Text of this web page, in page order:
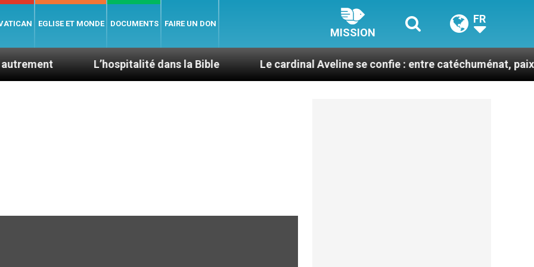
EGLISE ET MONDE DOCUMENTS FAIRE UN DON
MISSION
FR
L’hospitalité dans la Bible Le cardinal Aveline se confie : entre catéchuménat, paix et défis